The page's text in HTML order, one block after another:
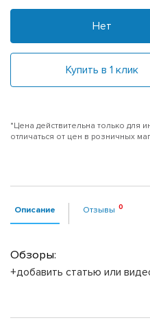
Нет
Купить в 1 клик
*Цена действительна только для
отличаться от цен в розничных
Описание Отзывы
Обзоры:
+добавить статью или